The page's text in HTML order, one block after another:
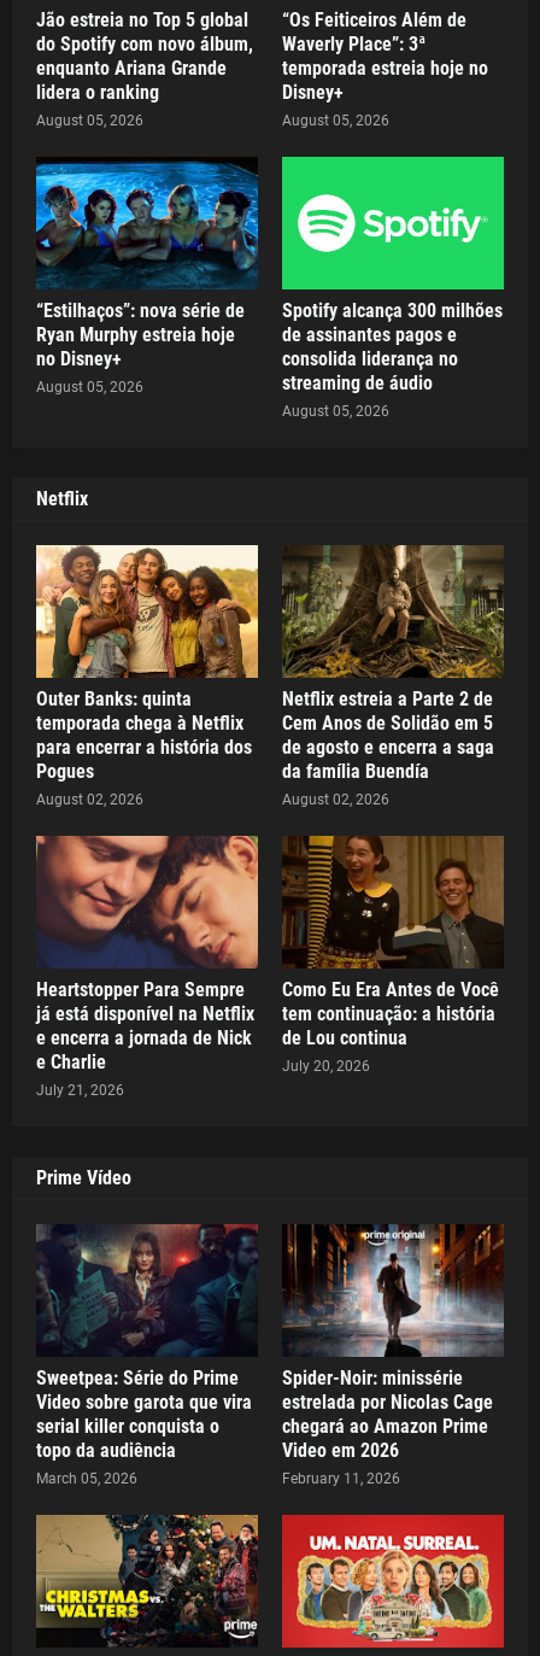
Jão estreia no Top 5 global
do Spotify com novo álbum,
enquanto Ariana Grande
lidera o ranking
August 05, 2026
“Os Feiticeiros Além de
Waverly Place”: 3ª
temporada estreia hoje no
Disney+
August 05, 2026
“Estilhaços”: nova série de
Ryan Murphy estreia hoje
no Disney+
August 05, 2026
Spotify alcança 300 milhões
de assinantes pagos e
consolida liderança no
streaming de áudio
August 05, 2026
Netflix
Outer Banks: quinta
temporada chega à Netflix
para encerrar a história dos
Pogues
August 02, 2026
Netflix estreia a Parte 2 de
Cem Anos de Solidão em 5
de agosto e encerra a saga
da família Buendía
August 02, 2026
Heartstopper Para Sempre
já está disponível na Netflix
e encerra a jornada de Nick
e Charlie
July 21, 2026
Como Eu Era Antes de Você
tem continuação: a história
de Lou continua
July 20, 2026
Prime Vídeo
Sweetpea: Série do Prime
Video sobre garota que vira
serial killer conquista o
topo da audiência
March 05, 2026
Spider-Noir: minissérie
estrelada por Nicolas Cage
chegará ao Amazon Prime
Video em 2026
February 11, 2026